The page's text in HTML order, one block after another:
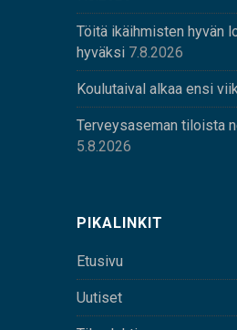
Töitä ikäihmisten hyvän
hyväksi 7.8.2026
Koulutaival alkaa ensi
Terveysaseman tiloista
5.8.2026
PIKALINKIT
Etusivu
Uutiset